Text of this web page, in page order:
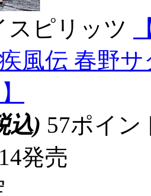
スピリッツ
風伝 春野
込) 57ポイ
発売